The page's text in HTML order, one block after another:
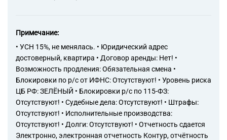
рекламных агентств
77.11 Аренда и лизинг
легковых автомобилей и
легких автотранспортных
средств
82.99 Деятельность по
предоставлению прочих
вспомогательных услуг для
бизнеса, не включенная в
другие группировки
Примечание:
• УСН 15%, не менялась. • Юридический адрес
достоверный, квартира • Договор аренды: Нет! •
Возможность продления: Обязательная смена •
Блокировки по р/с от ИФНС: Отсутствуют! • Уровень риска
ЦБ РФ: ЗЕЛЁНЫЙ • Блокировки р/с по 115-ФЗ:
Отсутствуют! • Судебные дела: Отсутствуют! • Штрафы:
Отсутствуют! • Исполнительные производства:
Отсутствуют! • Долги: Отсутствуют! • Отчетность сдается
Электронно, электронная отчетность Контур, отчётность